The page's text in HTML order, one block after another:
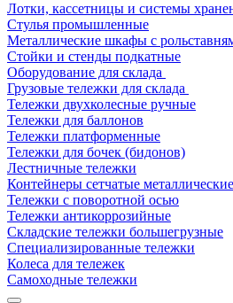
Лотки, кассетницы и системы
Стулья промышленные
Металлические шкафы с
Стойки и стенды подкатные
Оборудование для склада
Грузовые тележки для склада
Тележки двухколесные ручные
Тележки для баллонов
Тележки платформенные
Тележки для бочек (бидонов)
Лестничные тележки
Контейнеры сетчатые металлические
Тележки с поворотной осью
Тележки антикоррозийные
Складские тележки большегрузные
Специализированные тележки
Колеса для тележек
Самоходные тележки